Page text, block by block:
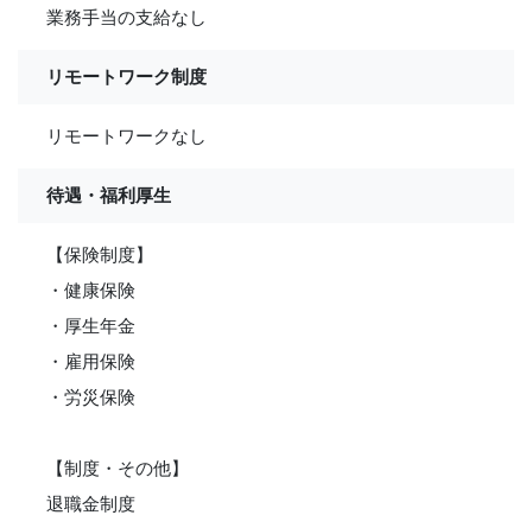
業務手当の支給なし
リモートワーク制度
リモートワークなし
待遇・福利厚生
【保険制度】
・健康保険
・厚生年金
・雇用保険
・労災保険
【制度・その他】
退職金制度